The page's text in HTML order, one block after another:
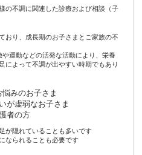
の不調に関連した診療および相談（子
おり、成長期のお子さまとご家族の不
運動などの活発な活動により、栄養
によって不調が出やすい時期でもあり
悩みのお子さま
が虚弱なお子さま
者の方
が隠れていることも多いです
なられることも必要です